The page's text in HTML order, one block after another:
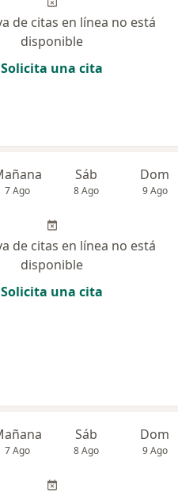
de citas en línea no está
disponible
Solicita una cita
7 Ago
Sáb
8 Ago
Dom
9 Ago
de citas en línea no está
disponible
Solicita una cita
7 Ago
Sáb
8 Ago
Dom
9 Ago